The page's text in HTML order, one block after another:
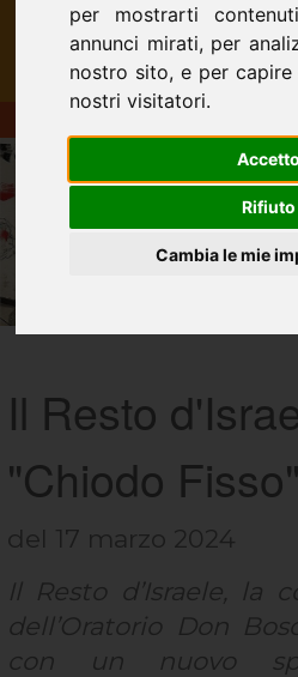
per mostrarti
annunci mirati, per
nostro sito, e per
nostri visitatori.
Accetto
Rifiuto
Cambia le mie
Il Resto
"Chiodo Fisso"
del 17 marzo 2024
Il Resto d’Israele, la
dell’Oratorio Don
con un nuovo